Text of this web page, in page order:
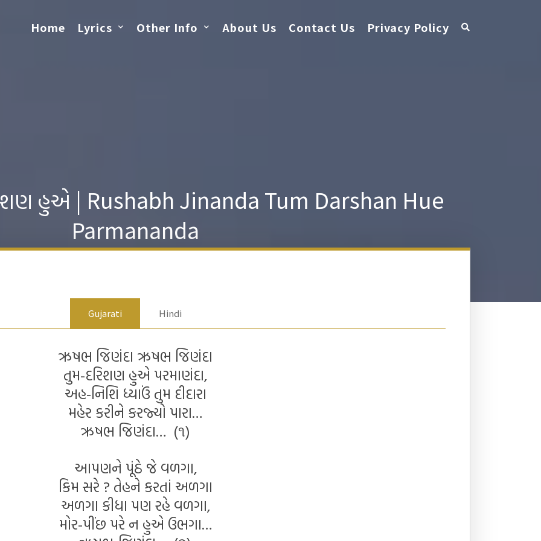
Home Lyrics Other Info About Us Contact Us Privacy Policy
હુએ | Rushabh Jinanda Tum Darshan Hue
Parmananda
Gujarati Hindi
ઋષભ જિણંદા ઋષભ જિણંદા
તુમ-દરિશણ હુએ પરમાણંદા,
અહ-નિશિ ધ્યાઉં તુમ દીદારા
મહેર કરીને કરજ્યો પારા…
ઋષભ જિણંદા… (૧)
આપણને પૂંઠે જે વળગા,
કિમ સરે ? તેહને કરતાં અળગા
અળગા કીધા પણ રહે વળગા,
મોર-પીંછ પરે ન હુએ ઉભગા…